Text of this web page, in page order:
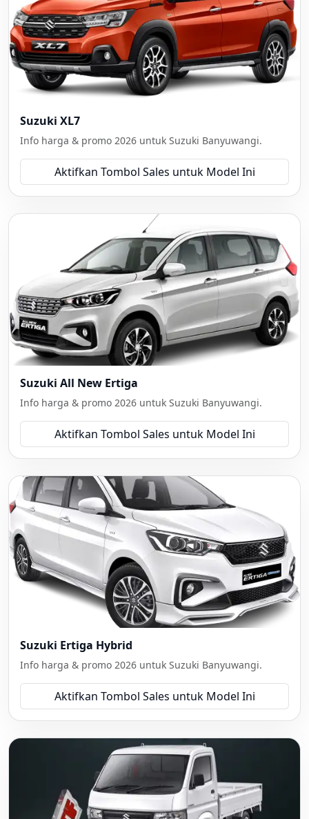
Suzuki XL7
Info harga & promo 2026 untuk Suzuki Banyuwangi.
Aktifkan Tombol Sales untuk Model Ini
Suzuki All New Ertiga
Info harga & promo 2026 untuk Suzuki Banyuwangi.
Aktifkan Tombol Sales untuk Model Ini
Suzuki Ertiga Hybrid
Info harga & promo 2026 untuk Suzuki Banyuwangi.
Aktifkan Tombol Sales untuk Model Ini